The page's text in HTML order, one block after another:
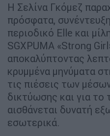
Η Σελίνα Γκόμεζ
πρόσφατα,
περιοδικό Elle και
SGXPUMA «Strong
αποκαλύπτοντας
κρυμμένα μηνύματα
τις πιέσεις των
δικτύωσης και για το
αισθάνεται δυνατή
εσωτερικά.